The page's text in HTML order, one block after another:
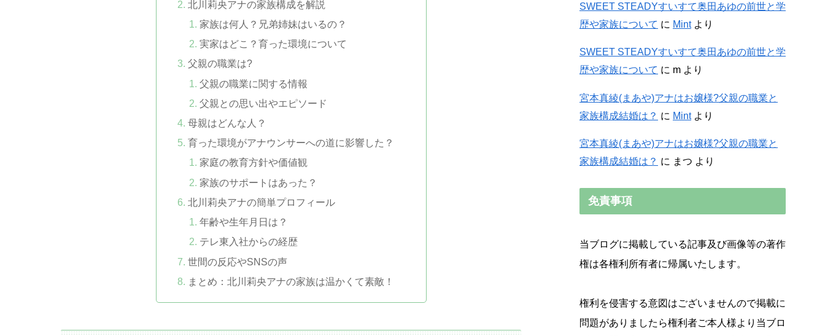
北川莉央アナの家族構成を解説
家族は何人？兄弟姉妹はいるの？
実家はどこ？育った環境について
父親の職業は?
父親の職業に関する情報
父親との思い出やエピソード
母親はどんな人？
育った環境がアナウンサーへの道に影響した？
家庭の教育方針や価値観
家族のサポートはあった？
北川莉央アナの簡単プロフィール
年齢や生年月日は？
テレ東入社からの経歴
世間の反応やSNSの声
まとめ：北川莉央アナの家族は温かくて素敵！
SWEET STEADYすいすて奥田あゆの前世と学
歴や家族について に Mintより
SWEET STEADYすいすて奥田あゆの前世と学
歴や家族について に m より
宮本真綾(まあや)アナはお嬢様?父親の職業と
家族構成結婚は？ に Mintより
宮本真綾(まあや)アナはお嬢様?父親の職業と
家族構成結婚は？ に まつ より
免責事項
当ブログに掲載している記事及び画像等の著作
権は各権利所有者に帰属いたします。
権利を侵害する意図はございませんので掲載に
問題がありましたら権利者ご本人様より当ブロ